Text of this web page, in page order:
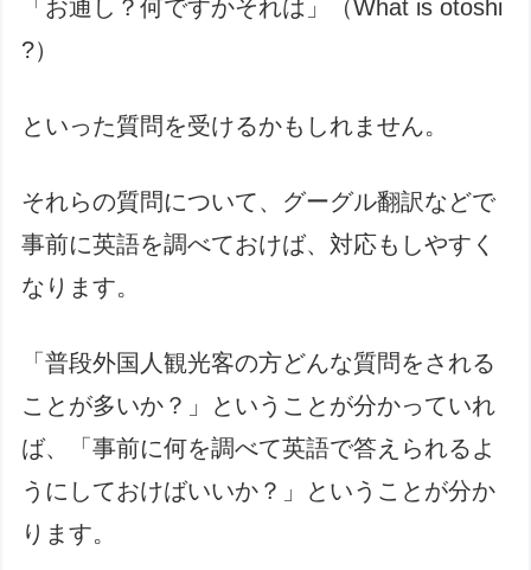
「お通し？何ですかそれは」（What is otoshi
?）
といった質問を受けるかもしれません。
それらの質問について、グーグル翻訳などで
事前に英語を調べておけば、対応もしやすく
なります。
「普段外国人観光客の方どんな質問をされる
ことが多いか？」ということが分かっていれ
ば、「事前に何を調べて英語で答えられるよ
うにしておけばいいか？」ということが分か
ります。